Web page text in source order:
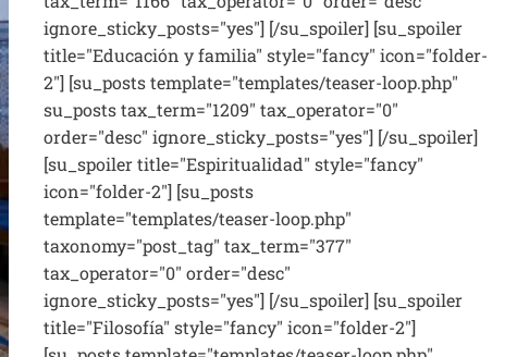
ignore_sticky_posts="yes"] [/su_spoiler] [su_spoiler
title="Educación y familia" style="fancy" icon="folder-
2"] [su_posts template="templates/teaser-loop.php"
su_posts tax_term="1209" tax_operator="0"
order="desc" ignore_sticky_posts="yes"] [/su_spoiler]
[su_spoiler title="Espiritualidad" style="fancy"
icon="folder-2"] [su_posts
template="templates/teaser-loop.php"
taxonomy="post_tag" tax_term="377"
tax_operator="0" order="desc"
ignore_sticky_posts="yes"] [/su_spoiler] [su_spoiler
title="Filosofía" style="fancy" icon="folder-2"]